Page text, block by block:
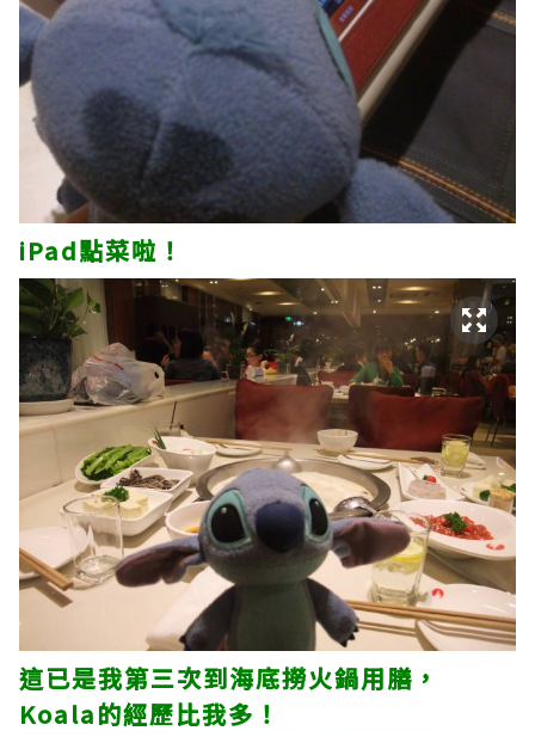
iPad點菜啦！
這已是我第三次到海底撈火鍋用膳，
Koala的經歷比我多！